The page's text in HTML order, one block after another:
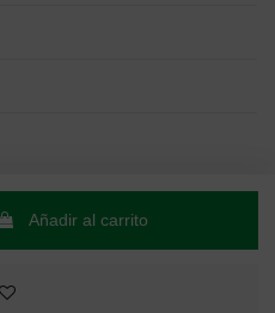
Añadir al carrito